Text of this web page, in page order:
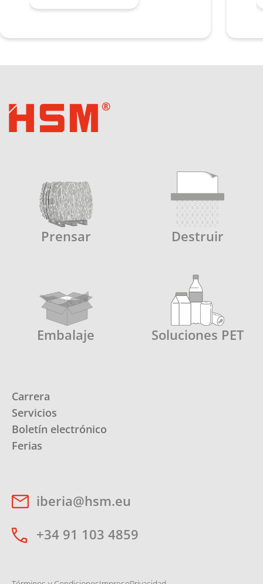
Prensar Destruir
Embalaje Soluciones PET
Carrera
Servicios
Boletín electrónico
Ferias
iberia@hsm.eu
+34 91 103 4859